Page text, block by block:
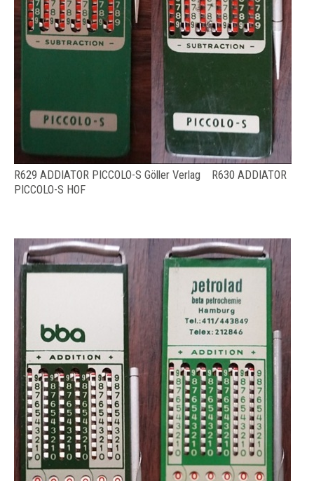
R629 ADDIATOR PICCOLO-S Göller Verlag R630 ADDIATOR
PICCOLO-S HOF